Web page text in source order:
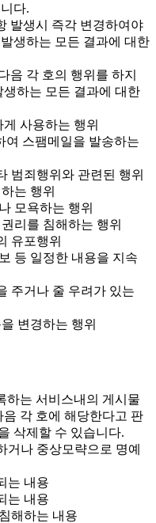
다.
발생시 즉각 변경하여야
생하는 모든 결과에 대한
음 각 호의 행위를 하지
하는 모든 결과에 대한
사용하는 행위
여 스팸메일을 발송하는
범죄행위와 관련된 행위
는 행위
모욕하는 행위
리를 침해하는 행위
유포행위
등 일정한 내용을 지속
주거나 줄 우려가 있는
변경하는 행위
하는 서비스내의 게시물
각 호에 해당한다고 판
삭제할 수 있습니다.
거나 중상모략으로 명예
는 내용
는 내용
해하는 내용